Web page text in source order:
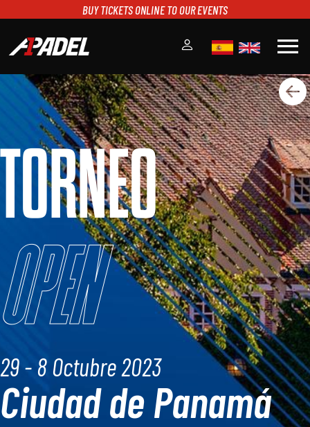
BUY TICKETS ONLINE TO OUR EVENTS
menu
A1PADEL
RANKING
CALENDARIO
TORNEOS
NOTICIAS
MULTIMEDIA
SCOREBOARD
STREAMING
TORNEO
Open
29 - 8 Octubre 2023
Ciudad de Panamá